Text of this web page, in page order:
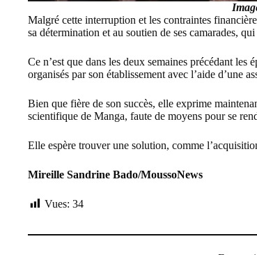
Malgré cette interruption et les contraintes
sa détermination et au soutien de ses camarades,
Ce n’est que dans les deux semaines précédant les
organisés par son établissement avec l’aide d’une
Bien que fière de son succès, elle exprime
scientifique de Manga, faute de moyens pour se
Elle espère trouver une solution, comme
Mireille Sandrine Bado/MoussoNews
Vues: 34